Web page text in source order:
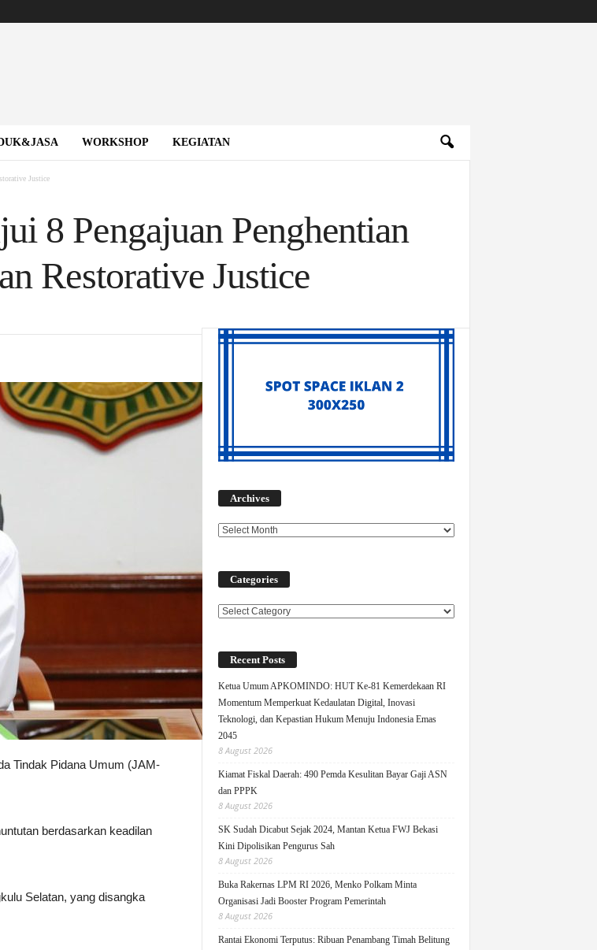
WORKSHOP KEGIATAN
Justice
8 Pengajuan Penghentian
Restorative Justice
Tindak Pidana Umum (JAM-
berdasarkan keadilan
Selatan, yang disangka
Archives
Categories
Categories
Recent Posts
Ketua Umum APKOMINDO: HUT Ke-81 Kemerdekaan RI
Momentum Memperkuat Kedaulatan Digital, Inovasi
Teknologi, dan Kepastian Hukum Menuju Indonesia Emas
2045
8 August 2026
Kiamat Fiskal Daerah: 490 Pemda Kesulitan Bayar Gaji ASN
dan PPPK
8 August 2026
SK Sudah Dicabut Sejak 2024, Mantan Ketua FWJ Bekasi
Kini Dipolisikan Pengurus Sah
8 August 2026
Buka Rakernas LPM RI 2026, Menko Polkam Minta
Organisasi Jadi Booster Program Pemerintah
8 August 2026
Rantai Ekonomi Terputus: Ribuan Penambang Timah Belitung